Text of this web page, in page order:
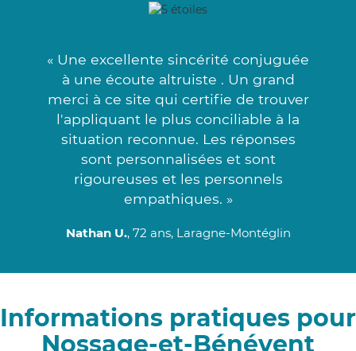
« Une excellente sincérité conjuguée
à une écoute altruiste . Un grand
merci à ce site qui certifie de trouver
l'appliquant le plus conciliable à la
situation reconnue. Les réponses
sont personnalisées et sont
rigoureuses et les personnels
empathiques. »
Nathan U., 72 ans, Laragne-Montéglin
Informations pratiques pour
Nossage-et-Bénévent